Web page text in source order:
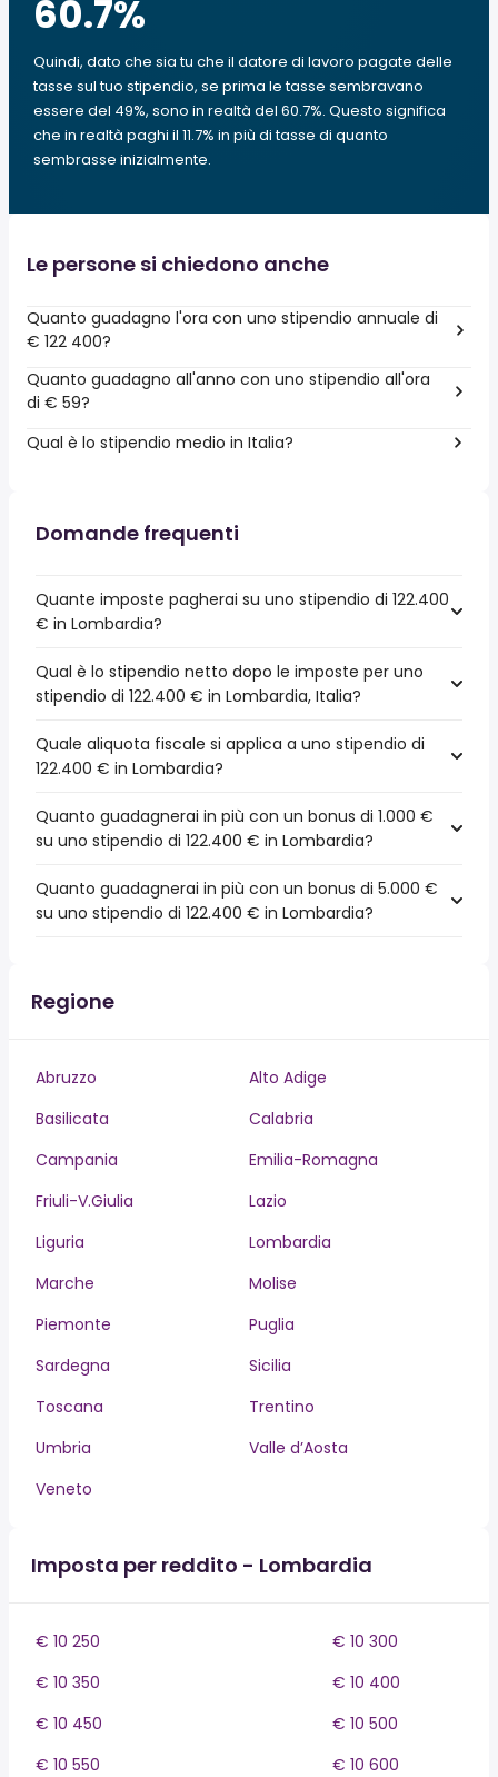
60.7%
Quindi, dato che sia tu che il datore di lavoro pagate delle
tasse sul tuo stipendio, se prima le tasse sembravano
essere del 49%, sono in realtà del 60.7%. Questo significa
che in realtà paghi il 11.7% in più di tasse di quanto
sembrasse inizialmente.
Le persone si chiedono anche
Quanto guadagno l'ora con uno stipendio annuale di
€ 122 400?
Quanto guadagno all'anno con uno stipendio all'ora
di € 59?
Qual è lo stipendio medio in Italia?
Domande frequenti
Quante imposte pagherai su uno stipendio di 122.400
€ in Lombardia?
Qual è lo stipendio netto dopo le imposte per uno
stipendio di 122.400 € in Lombardia, Italia?
Quale aliquota fiscale si applica a uno stipendio di
122.400 € in Lombardia?
Quanto guadagnerai in più con un bonus di 1.000 €
su uno stipendio di 122.400 € in Lombardia?
Quanto guadagnerai in più con un bonus di 5.000 €
su uno stipendio di 122.400 € in Lombardia?
Regione
Abruzzo
Alto Adige
Basilicata
Calabria
Campania
Emilia-Romagna
Friuli-V.Giulia
Lazio
Liguria
Lombardia
Marche
Molise
Piemonte
Puglia
Sardegna
Sicilia
Toscana
Trentino
Umbria
Valle d’Aosta
Veneto
Imposta per reddito - Lombardia
€ 10 250
€ 10 300
€ 10 350
€ 10 400
€ 10 450
€ 10 500
€ 10 550
€ 10 600